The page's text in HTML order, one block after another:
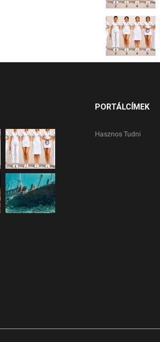
PORTÁLCÍMEK
Hasznos Tudni